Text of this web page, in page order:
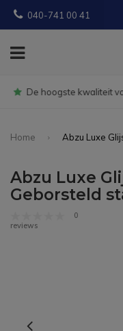
040-741 00 41
Home
Abzu Luxe
Abzu Luxe
Geborsteld
0
reviews